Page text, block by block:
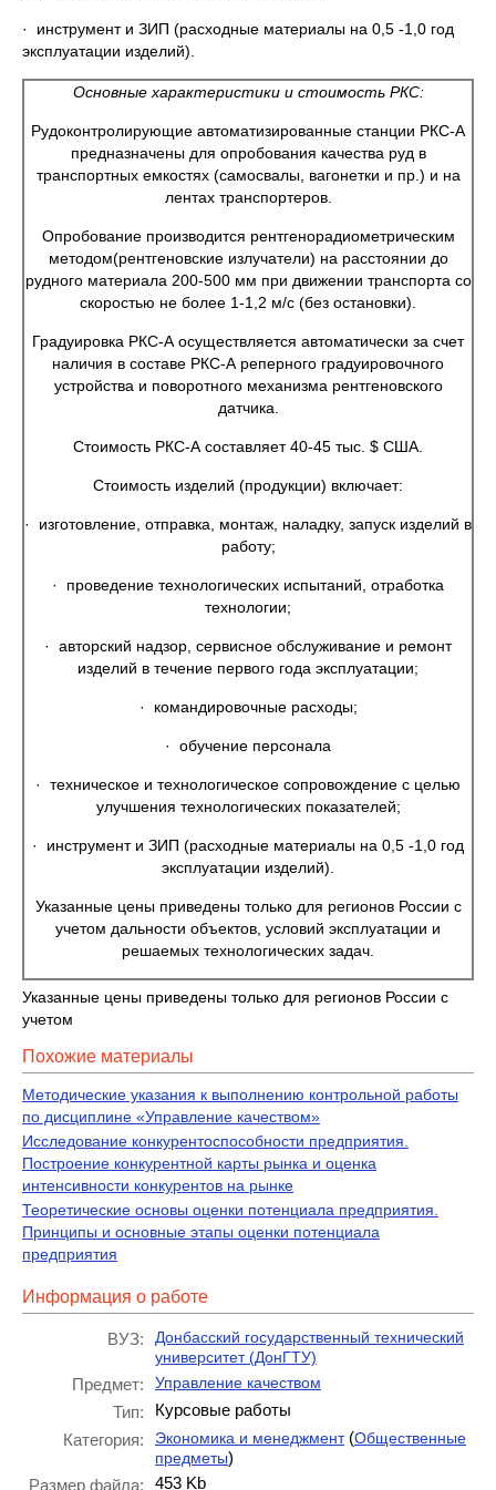
· инструмент и ЗИП (расходные материалы на 0,5 -1,0 год
эксплуатации изделий).
Основные характеристики и стоимость РКС:
Рудоконтролирующие автоматизированные станции РКС-А
предназначены для опробования качества руд в
транспортных емкостях (самосвалы, вагонетки и пр.) и на
лентах транспортеров.
Опробование производится рентгенорадиометрическим
методом(рентгеновские излучатели) на расстоянии до
рудного материала 200-500 мм при движении транспорта со
скоростью не более 1-1,2 м/с (без остановки).
Градуировка РКС-А осуществляется автоматически за счет
наличия в составе РКС-А реперного градуировочного
устройства и поворотного механизма рентгеновского
датчика.
Стоимость РКС-А составляет 40-45 тыс. $ США.
Стоимость изделий (продукции) включает:
· изготовление, отправка, монтаж, наладку, запуск изделий в
работу;
· проведение технологических испытаний, отработка
технологии;
· авторский надзор, сервисное обслуживание и ремонт
изделий в течение первого года эксплуатации;
· командировочные расходы;
· обучение персонала
· техническое и технологическое сопровождение с целью
улучшения технологических показателей;
· инструмент и ЗИП (расходные материалы на 0,5 -1,0 год
эксплуатации изделий).
Указанные цены приведены только для регионов России с
учетом дальности объектов, условий эксплуатации и
решаемых технологических задач.
Указанные цены приведены только для регионов России с
учетом
Похожие материалы
Методические указания к выполнению контрольной работы
по дисциплине «Управление качеством»
Исследование конкурентоспособности предприятия.
Построение конкурентной карты рынка и оценка
интенсивности конкурентов на рынке
Теоретические основы оценки потенциала предприятия.
Принципы и основные этапы оценки потенциала
предприятия
Информация о работе
ВУЗ:
Донбасский государственный технический
университет (ДонГТУ)
Предмет: Управление качеством
Тип:
Курсовые работы
Категория:
Экономика и менеджмент(Общественные
предметы)
Размер файла:
453 Kb